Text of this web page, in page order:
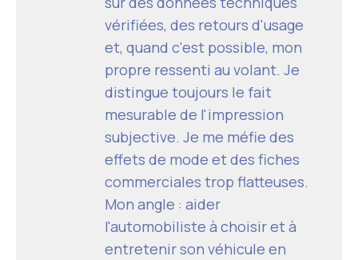
vérifiées, des retours d'usage
et, quand c'est possible, mon
propre ressenti au volant. Je
distingue toujours le fait
mesurable de l'impression
subjective. Je me méfie des
effets de mode et des fiches
commerciales trop flatteuses.
Mon angle : aider
l'automobiliste à choisir et à
entretenir son véhicule en